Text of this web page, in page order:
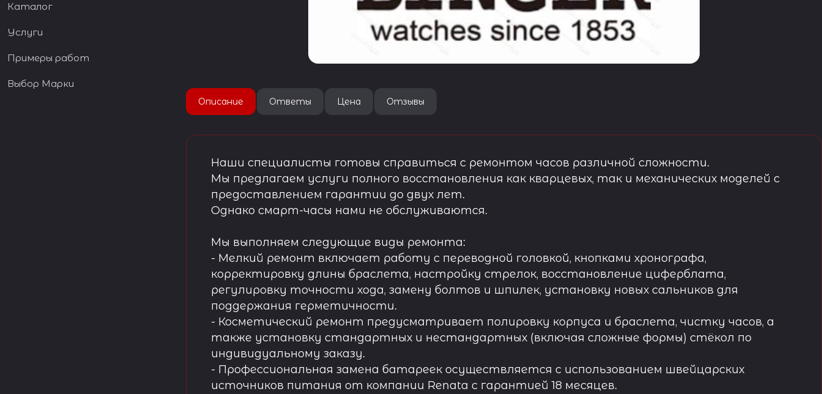
Описание Ответы Цена Отзывы
Наши специалисты готовы справиться с ремонтом часов различной сложности.
Мы предлагаем услуги полного восстановления как кварцевых, так и механических моделей с
предоставлением гарантии до двух лет.
Однако смарт-часы нами не обслуживаются.
Мы выполняем следующие виды ремонта:
- Мелкий ремонт включает работу с переводной головкой, кнопками хронографа,
корректировку длины браслета, настройку стрелок, восстановление циферблата,
регулировку точности хода, замену болтов и шпилек, установку новых сальников для
поддержания герметичности.
- Косметический ремонт предусматривает полировку корпуса и браслета, чистку часов, а
также установку стандартных и нестандартных (включая сложные формы) стёкол по
индивидуальному заказу.
- Профессиональная замена батареек осуществляется с использованием швейцарских
источников питания от компании Renata с гарантией 18 месяцев.
Каталог
Услуги
Примеры работ
Выбор Марки